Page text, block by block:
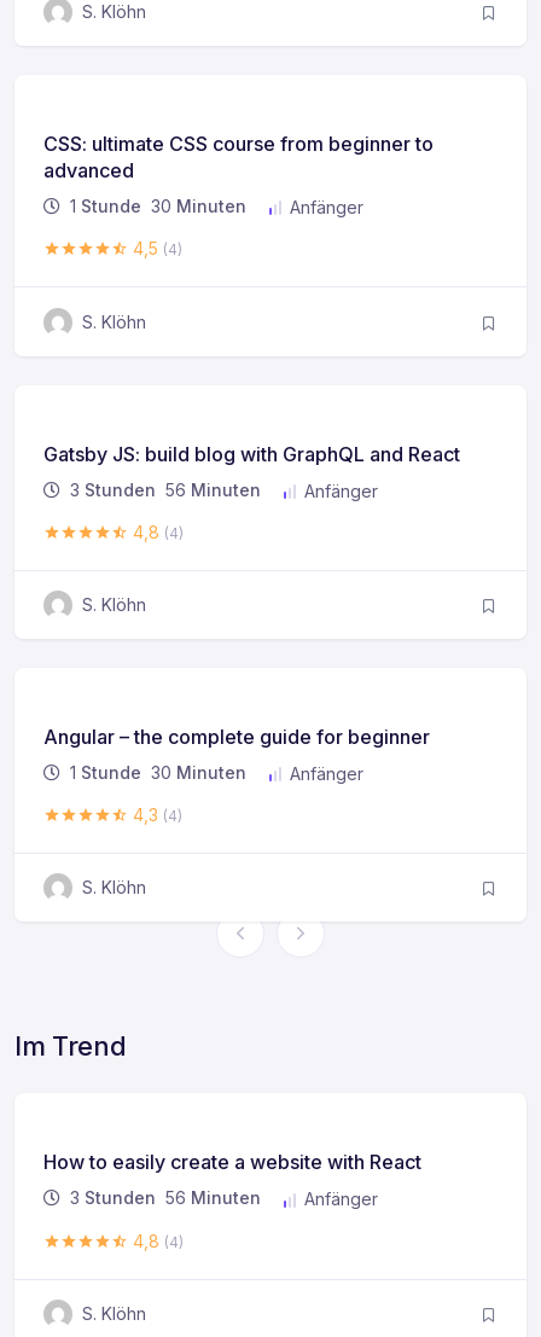
S. Klöhn
CSS: ultimate CSS course from beginner to
advanced
1 Stunde 30 Minuten
Anfänger
4,5 (4)
S. Klöhn
Gatsby JS: build blog with GraphQL and React
3 Stunden 56 Minuten
Anfänger
4,8 (4)
S. Klöhn
Angular – the complete guide for beginner
1 Stunde 30 Minuten
Anfänger
4,3 (4)
S. Klöhn
Im Trend
How to easily create a website with React
3 Stunden 56 Minuten
Anfänger
4,8 (4)
S. Klöhn